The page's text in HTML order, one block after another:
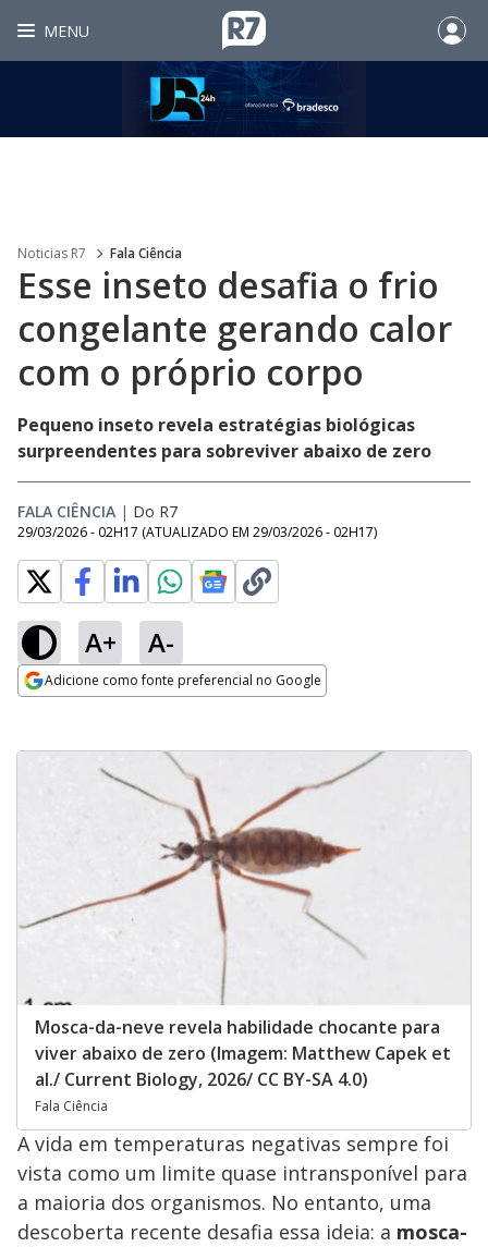
MENU
Noticias R7 Fala Ciência
Esse inseto desafia o frio
congelante gerando calor
com o próprio corpo
Pequeno inseto revela estratégias biológicas
surpreendentes para sobreviver abaixo de zero
FALA CIÊNCIA | Do R7
29/03/2026 - 02H17 (ATUALIZADO EM 29/03/2026 - 02H17)
A+ A-
Adicione como fonte preferencial no Google
Mosca-da-neve revela habilidade chocante para
viver abaixo de zero (Imagem: Matthew Capek et
al./ Current Biology, 2026/ CC BY-SA 4.0)
Fala Ciência
A vida em temperaturas negativas sempre foi
vista como um limite quase intransponível para
a maioria dos organismos. No entanto, uma
descoberta recente desafia essa ideia: a mosca-